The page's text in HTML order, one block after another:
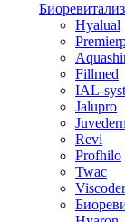
Hyalual
Fillmed
IAL-
Jalupro
Revi
Profhilo
Twac